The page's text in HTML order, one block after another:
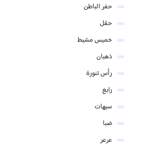
حفر الباطن
حقل
خميس مشيط
ذهبان
رأس تنورة
رابغ
سيهات
ضبا
عرعر